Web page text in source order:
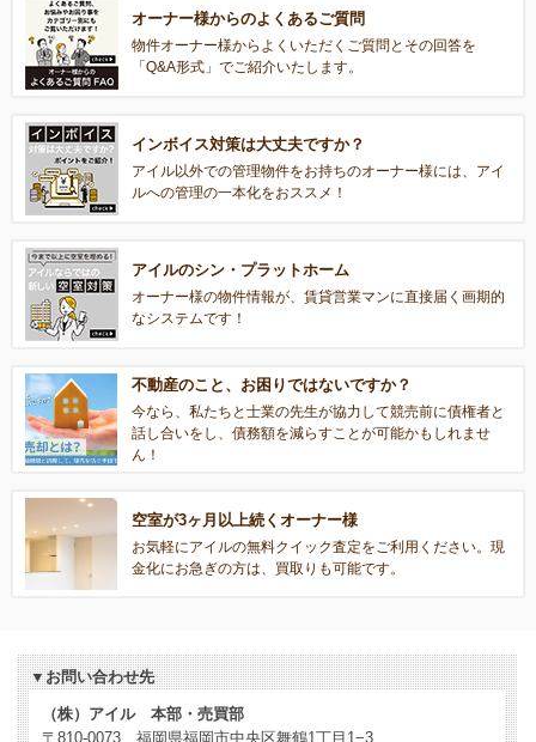
オーナー様からのよくあるご質問
物件オーナー様からよくいただくご質問とその回答を
「Q&A形式」でご紹介いたします。
インボイス対策は大丈夫ですか？
アイル以外での管理物件をお持ちのオーナー様には、アイ
ルへの管理の一本化をおススメ！
アイルのシン・プラットホーム
オーナー様の物件情報が、賃貸営業マンに直接届く画期的
なシステムです！
不動産のこと、お困りではないですか？
今なら、私たちと士業の先生が協力して競売前に債権者と
話し合いをし、債務額を減らすことが可能かもしれませ
ん！
空室が3ヶ月以上続くオーナー様
お気軽にアイルの無料クイック査定をご利用ください。現
金化にお急ぎの方は、買取りも可能です。
▼お問い合わせ先
（株）アイル 本部・売買部
〒810-0073 福岡県福岡市中央区舞鶴1丁目1−3